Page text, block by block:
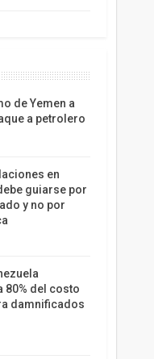
de Yemen a
a petrolero
en
guiarse por
y no por
80% del costo
damnificados